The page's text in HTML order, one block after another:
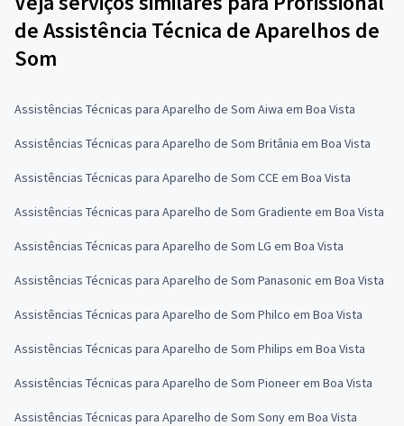
de Assistência Técnica de Aparelhos de
Som
Assistências Técnicas para Aparelho de Som Aiwa em Boa Vista
Assistências Técnicas para Aparelho de Som Britânia em Boa Vista
Assistências Técnicas para Aparelho de Som CCE em Boa Vista
Assistências Técnicas para Aparelho de Som Gradiente em Boa Vista
Assistências Técnicas para Aparelho de Som LG em Boa Vista
Assistências Técnicas para Aparelho de Som Panasonic em Boa Vista
Assistências Técnicas para Aparelho de Som Philco em Boa Vista
Assistências Técnicas para Aparelho de Som Philips em Boa Vista
Assistências Técnicas para Aparelho de Som Pioneer em Boa Vista
Assistências Técnicas para Aparelho de Som Sony em Boa Vista